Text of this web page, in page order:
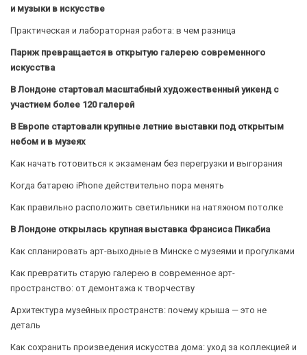
и музыки в искусстве
Практическая и лабораторная работа: в чем разница
Париж превращается в открытую галерею современного
искусства
В Лондоне стартовал масштабный художественный уикенд с
участием более 120 галерей
В Европе стартовали крупные летние выставки под открытым
небом и в музеях
Как начать готовиться к экзаменам без перегрузки и выгорания
Когда батарею iPhone действительно пора менять
Как правильно расположить светильники на натяжном потолке
В Лондоне открылась крупная выставка Франсиса Пикабиа
Как спланировать арт-выходные в Минске с музеями и прогулками
Как превратить старую галерею в современное арт-
пространство: от демонтажа к творчеству
Архитектура музейных пространств: почему крыша — это не
деталь
Как сохранить произведения искусства дома: уход за коллекцией и